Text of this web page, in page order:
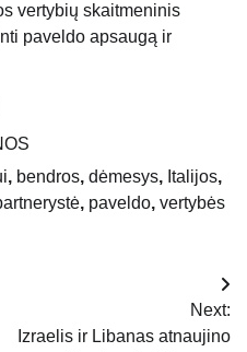
vertybių skaitmeninis
paveldo apsaugą ir
, bendros, dėmesys, Italijos,
, paveldo, vertybės
Next:
Izraelis ir Libanas atnaujino